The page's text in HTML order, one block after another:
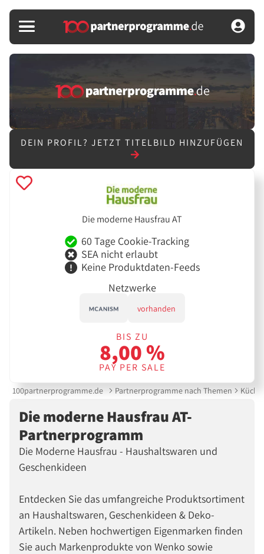
DEIN PROFIL? JETZT TITELBILD HINZUFÜGEN
Die moderne Hausfrau AT
60 Tage Cookie-Tracking
SEA nicht erlaubt
Keine Produktdaten-Feeds
Netzwerke
vorhanden
BIS ZU
8,00 %
PAY PER SALE
100partnerprogramme.de Partnerprogramme nach Themen
Die moderne Hausfrau AT-
Partnerprogramm
Die Moderne Hausfrau - Haushaltswaren und
Geschenkideen
Entdecken Sie das umfangreiche Produktsortiment
an Haushaltswaren, Geschenkideen & Deko-
Artikeln. Neben hochwertigen Eigenmarken finden
Sie auch Markenprodukte von Wenko sowie